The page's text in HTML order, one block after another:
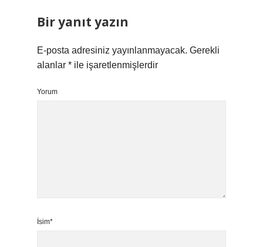
Bir yanıt yazın
E-posta adresiniz yayınlanmayacak. Gerekli
alanlar * ile işaretlenmişlerdir
Yorum
İsim*